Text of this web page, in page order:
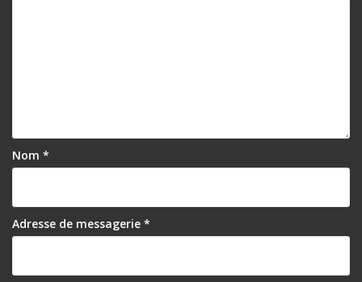
Nom *
Adresse de messagerie *